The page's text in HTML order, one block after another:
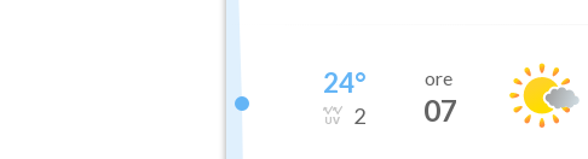
24°
2
ore
07